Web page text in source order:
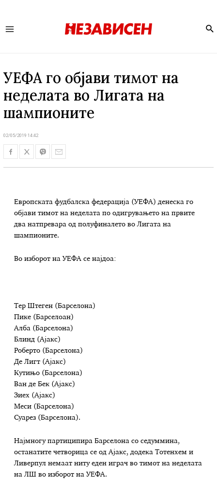
УЕФА го објави тимот на
неделата во Лигата на
шампионите
02/05/2019 14:42
Европската фудбалска федерација (УЕФА) денеска го
објави тимот на неделата по одигрувањето на првите
два натпревара од полуфиналето во Лигата на
шампионите.
Во изборот на УЕФА се најдоа:
Тер Штеген (Барселона)
Пике (Барселоан)
Алба (Барселона)
Блинд (Ајакс)
Роберто (Барселона)
Де Лигт (Ајакс)
Кутињо (Барселона)
Ван де Бек (Ајакс)
Зиех (Ајакс)
Меси (Барселона)
Суарез (Барселона).
Најмногу партиципира Барселона со седуммина,
останатите четворица се од Ајакс, додека Тотенхем и
Ливерпул немаат ниту еден играч во тимот на неделата
на ЛШ во изборот на УЕФА.